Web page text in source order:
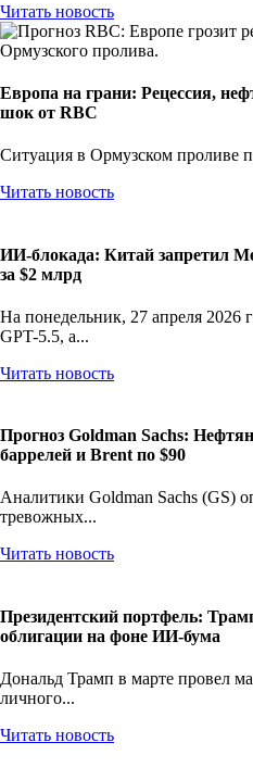
Читать новость
Европа на грани: Рецессия,
шок от RBC
Ситуация в Ормузском проливе
Читать новость
ИИ-блокада: Китай запретил
за $2 млрд
На понедельник, 27 апреля 2026
GPT-5.5, а...
Читать новость
Прогноз Goldman Sachs:
баррелей и Brent по $90
Аналитики Goldman Sachs (GS)
тревожных...
Читать новость
Президентский портфель:
облигации на фоне ИИ-бума
Дональд Трамп в марте провел
личного...
Читать новость